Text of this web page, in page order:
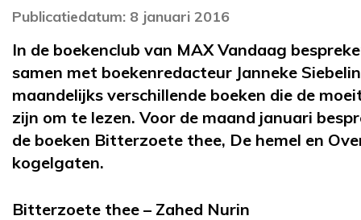
Publicatiedatum: 8 januari 2016
In de boekenclub van MAX Vandaag
samen met boekenredacteur Janneke
maandelijks verschillende boeken die de
zijn om te lezen. Voor de maand januari
de boeken Bitterzoete thee, De hemel en
kogelgaten.
Bitterzoete thee – Zahed Nurin